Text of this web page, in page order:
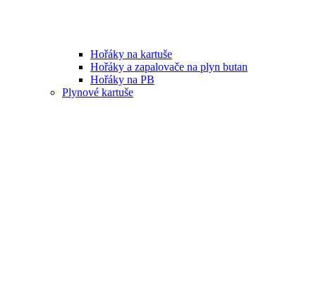
Hořáky na kartuše
Hořáky a zapalovače na plyn butan
Hořáky na PB
Plynové kartuše